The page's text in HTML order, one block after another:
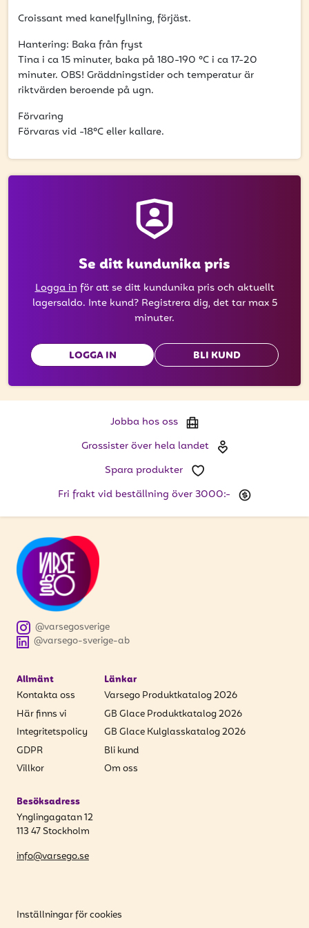
Ange din e-postadress nedan för att ta del av våra
nyheter och erbjudanden.
E-postadress
Croissant med kanelfyllning, förjäst.
Hantering: Baka från fryst
Tina i ca 15 minuter, baka på 180-190 °C i ca 17-20
minuter. OBS! Gräddningstider och temperatur är
riktvärden beroende på ugn.
Förvaring
Förvaras vid -18°C eller kallare.
Se ditt kundunika pris
Logga inför att se ditt kundunika pris och aktuellt
lagersaldo. Inte kund? Registrera dig, det tar max 5
minuter.
LOGGA IN BLI KUND
Jobba hos oss
Grossister över hela landet
Spara produkter
Fri frakt vid beställning över 3000:-
@varsego-sverige-ab
@varsegosverige
Allmänt
Kontakta oss
Här finns vi
Integritetspolicy
GDPR
Villkor
Länkar
Varsego Produktkatalog 2026
GB Glace Produktkatalog 2026
GB Glace Kulglasskatalog 2026
Bli kund
Om oss
Besöksadress
Ynglingagatan 12
113 47 Stockholm
info@varsego.se
Inställningar för cookies